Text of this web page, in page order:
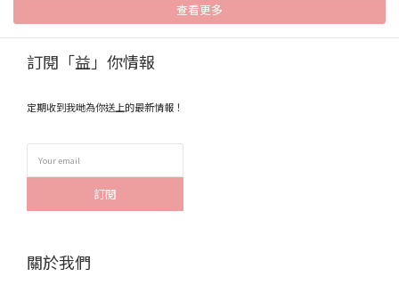
查看更多
訂閱「益」你情報
定期收到我哋為你送上的最新情報！
訂閱
關於我們